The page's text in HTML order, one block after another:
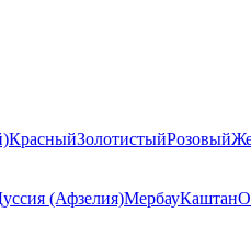
КрасныйЗолотистыйРозовый
(Афзелия)МербауКаштан